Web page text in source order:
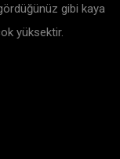
gibi kaya
yüksektir.